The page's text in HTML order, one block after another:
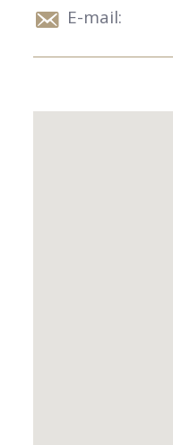
E-mail: